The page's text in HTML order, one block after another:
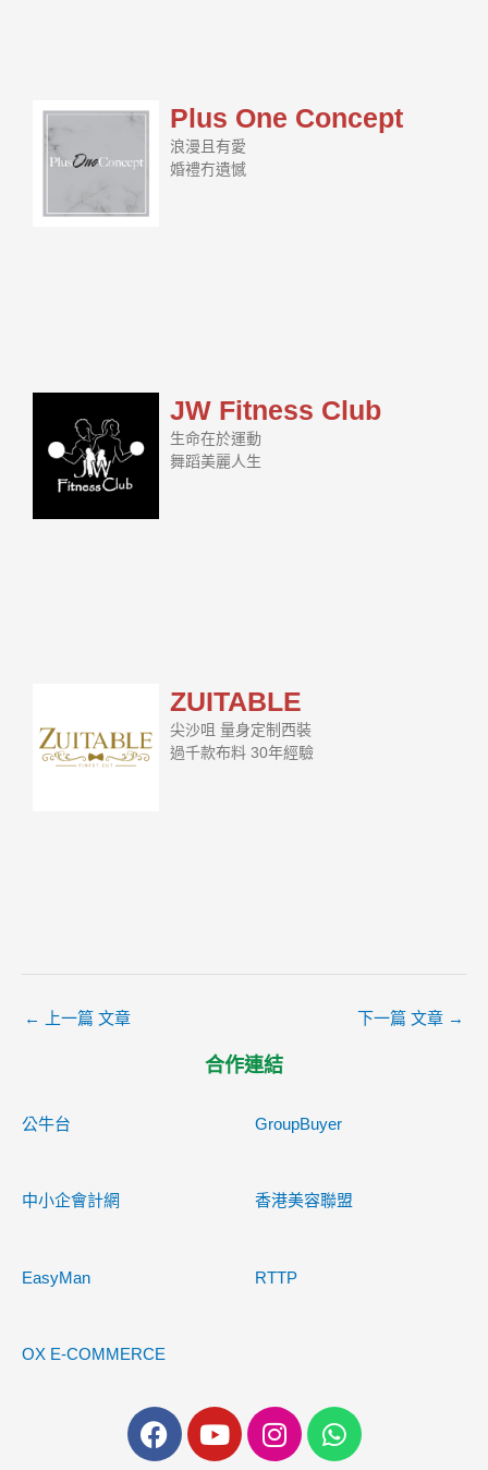
Plus One Concept
浪漫且有愛
婚禮冇遺憾
JW Fitness Club
生命在於運動
舞蹈美麗人生
ZUITABLE
尖沙咀 量身定制西裝
過千款布料 30年經驗
← 上一篇 文章 下一篇 文章 →
合作連結
公牛台 GroupBuyer
中小企會計網 香港美容聯盟
EasyMan RTTP
OX E-COMMERCE
F
a
Y
o
I
n
W
h